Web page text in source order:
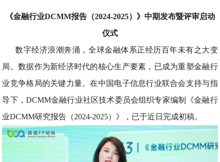
《金融行业DCMM报告（2024-2025）》中期发布暨评审启动
仪式
数字经济浪潮奔涌，全球金融体系正经历百年未有之大变
局。数据作为新经济时代的核心生产要素，已成为重塑金融行
业竞争格局的关键力量。在中国电子信息行业联合会支持与指
导下，DCMM金融行业社区技术委员会组织专家编制《金融行
业DCMM研究报告（2024-2025）》，已于近日完成初稿。